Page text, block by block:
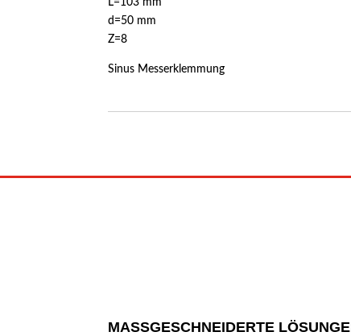
L=103 mm
d=50 mm
Z=8
Sinus Messerklemmung
MASSGESCHNEIDERTE LÖSUNGEN